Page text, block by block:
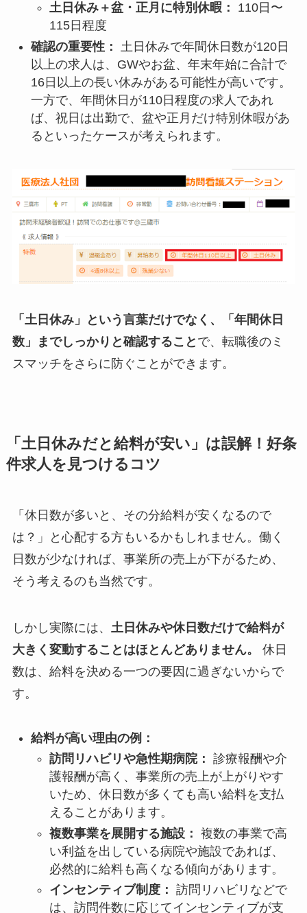
土日休み＋盆・正月に特別休暇：
110日〜
115日程度
確認の重要性：
土日休みで年間休日数が120日
以上の求人は、GWやお盆、年末年始に合計で
16日以上の長い休みがある可能性が高いです。
一方で、年間休日が110日程度の求人であれ
ば、祝日は出勤で、盆や正月だけ特別休暇があ
るといったケースが考えられます。
「土日休み」という言葉だけでなく、「年間休日
数」までしっかりと確認すること で、転職後のミ
スマッチをさらに防ぐことができます。
「土日休みだと給料が安い」は誤解！好条
件求人を見つけるコツ
「休日数が多いと、その分給料が安くなるので
は？」と心配する方もいるかもしれません。働く
日数が少なければ、事業所の売上が下がるため、
そう考えるのも当然です。
しかし実際には、 土日休みや休日数だけで給料が
大きく変動することはほとんどありません。
休日
数は、給料を決める一つの要因に過ぎないからで
す。
給料が高い理由の例：
訪問リハビリや急性期病院： 診療報酬や介
護報酬が高く、事業所の売上が上がりやす
いため、休日数が多くても高い給料を支払
えることがあります。
複数事業を展開する施設： 複数の事業で高
い利益を出している病院や施設であれば、
必然的に給料も高くなる傾向があります。
インセンティブ制度： 訪問リハビリなどで
は、訪問件数に応じてインセンティブが支